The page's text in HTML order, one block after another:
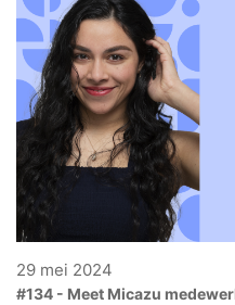
29 mei 2024
#134 - Meet Micazu